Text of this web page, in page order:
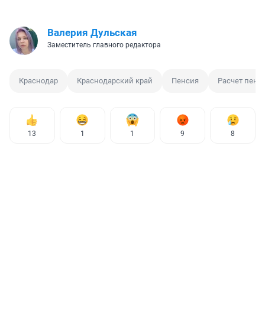
Валерия Дульская
Заместитель главного редактора
Краснодар Краснодарский край Пенсия Расчет
13 1 1 9 8